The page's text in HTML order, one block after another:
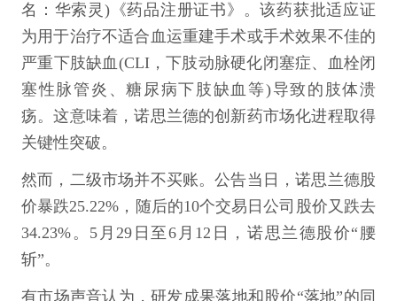
名：华索灵)《药品注册证书》。该药获批适应证
为用于治疗不适合血运重建手术或手术效果不佳的
严重下肢缺血(CLI，下肢动脉硬化闭塞症、血栓闭
塞性脉管炎、糖尿病下肢缺血等)导致的肢体溃
疡。这意味着，诺思兰德的创新药市场化进程取得
关键性突破。
然而，二级市场并不买账。公告当日，诺思兰德股
价暴跌25.22%，随后的10个交易日公司股价又跌去
34.23%。5月29日至6月12日，诺思兰德股价“腰
斩”。
有市场声音认为，研发成果落地和股价“落地”的同